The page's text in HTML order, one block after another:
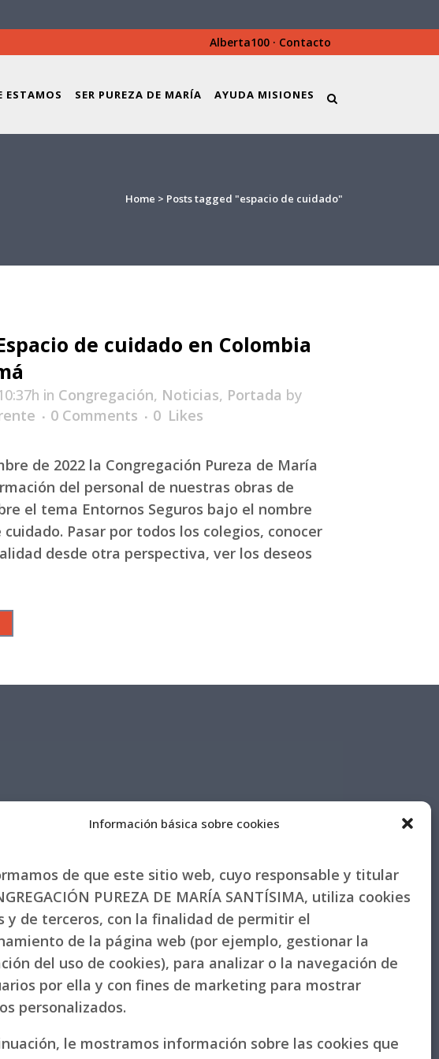
Información básica sobre cookies
de que este sitio web, cuyo responsable y titular
PUREZA DE MARÍA SANTÍSIMA, utiliza cookies
y de terceros, con la finalidad de permitir el
de la página web (por ejemplo, gestionar la
del uso de cookies), para analizar o la navegación de
por ella y con fines de marketing para mostrar
personalizados.
le mostramos información sobre las cookies que
Alberta100 · Contacto
ESTAMOS SER PUREZA DE MARÍA AYUDA MISIONES
Home > Posts tagged "espacio de cuidado"
de cuidado en Colombia
in Congregación, Noticias, Portada by
0 Comments 0 Likes
de 2022 la Congregación Pureza de María
del personal de nuestras obras de
el tema Entornos Seguros bajo el nombre
cuidado. Pasar por todos los colegios, conocer
desde otra perspectiva, ver los deseos